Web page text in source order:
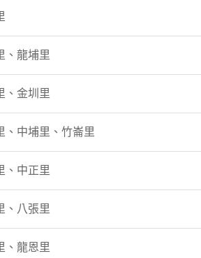
、龍埔里
、金圳里
、中埔里、竹崙里
、中正里
、八張里
、龍恩里